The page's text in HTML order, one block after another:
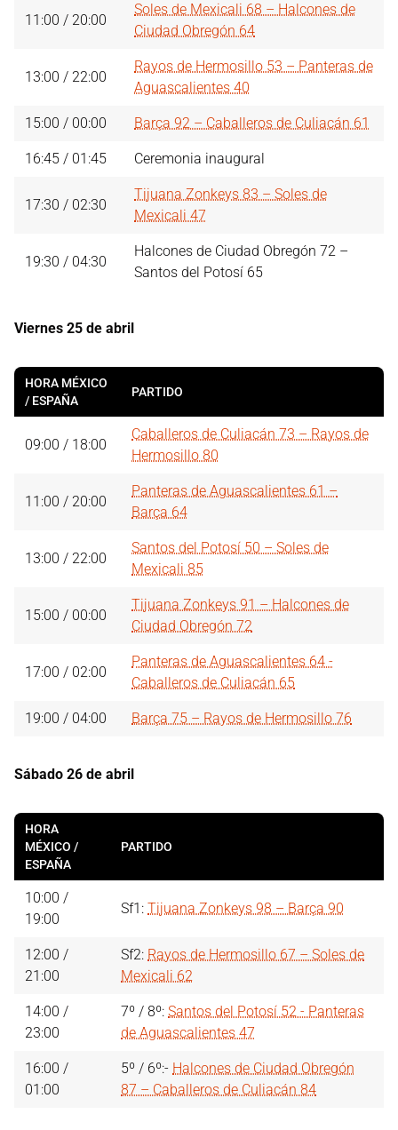
11:00 / 20:00
Soles de Mexicali 68 – Halcones de
Ciudad Obregón 64
13:00 / 22:00
Rayos de Hermosillo 53 – Panteras de
Aguascalientes 40
15:00 / 00:00 Barça 92 – Caballeros de Culiacán 61
16:45 / 01:45 Ceremonia inaugural
17:30 / 02:30
Tijuana Zonkeys 83 – Soles de
Mexicali 47
19:30 / 04:30
Halcones de Ciudad Obregón 72 –
Santos del Potosí 65
Viernes 25 de abril
HORA MÉXICO
/ ESPAÑA
PARTIDO
09:00 / 18:00
Caballeros de Culiacán 73 – Rayos de
Hermosillo 80
11:00 / 20:00
Panteras de Aguascalientes 61 –
Barça 64
13:00 / 22:00
Santos del Potosí 50 – Soles de
Mexicali 85
15:00 / 00:00
Tijuana Zonkeys 91 – Halcones de
Ciudad Obregón 72
17:00 / 02:00
Panteras de Aguascalientes 64 -
Caballeros de Culiacán 65
19:00 / 04:00 Barça 75 – Rayos de Hermosillo 76
Sábado 26 de abril
HORA
MÉXICO /
ESPAÑA
PARTIDO
10:00 /
19:00
Sf1: Tijuana Zonkeys 98 – Barça 90
12:00 /
21:00
Sf2: Rayos de Hermosillo 67 – Soles de
Mexicali 62
14:00 /
23:00
7º / 8º: Santos del Potosí 52 - Panteras
de Aguascalientes 47
16:00 /
01:00
5º / 6º:- Halcones de Ciudad Obregón
87 – Caballeros de Culiacán 84